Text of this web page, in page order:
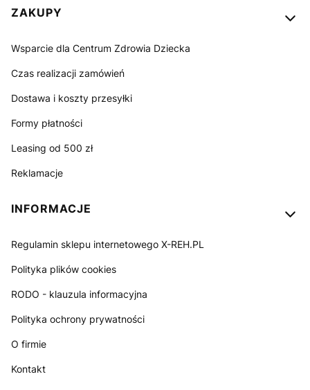
ZAKUPY
Wsparcie dla Centrum Zdrowia Dziecka
Czas realizacji zamówień
Dostawa i koszty przesyłki
Formy płatności
Leasing od 500 zł
Reklamacje
INFORMACJE
Regulamin sklepu internetowego X-REH.PL
Polityka plików cookies
RODO - klauzula informacyjna
Polityka ochrony prywatności
O firmie
Kontakt